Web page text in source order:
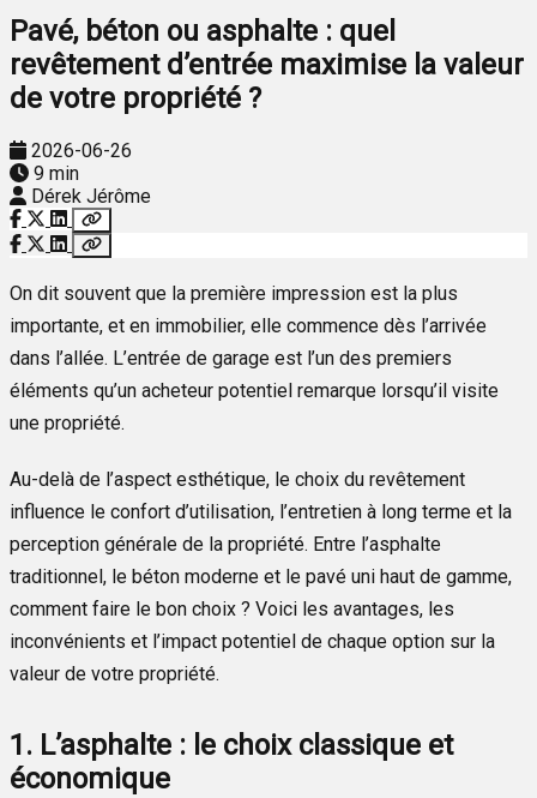
Pavé, béton ou asphalte : quel
revêtement d’entrée maximise la valeur
de votre propriété ?
2026-06-26
9 min
Dérek Jérôme
On dit souvent que la première impression est la plus
importante, et en immobilier, elle commence dès l’arrivée
dans l’allée. L’entrée de garage est l’un des premiers
éléments qu’un acheteur potentiel remarque lorsqu’il visite
une propriété.
Au-delà de l’aspect esthétique, le choix du revêtement
influence le confort d’utilisation, l’entretien à long terme et la
perception générale de la propriété. Entre l’asphalte
traditionnel, le béton moderne et le pavé uni haut de gamme,
comment faire le bon choix ? Voici les avantages, les
inconvénients et l’impact potentiel de chaque option sur la
valeur de votre propriété.
1. L’asphalte : le choix classique et
économique